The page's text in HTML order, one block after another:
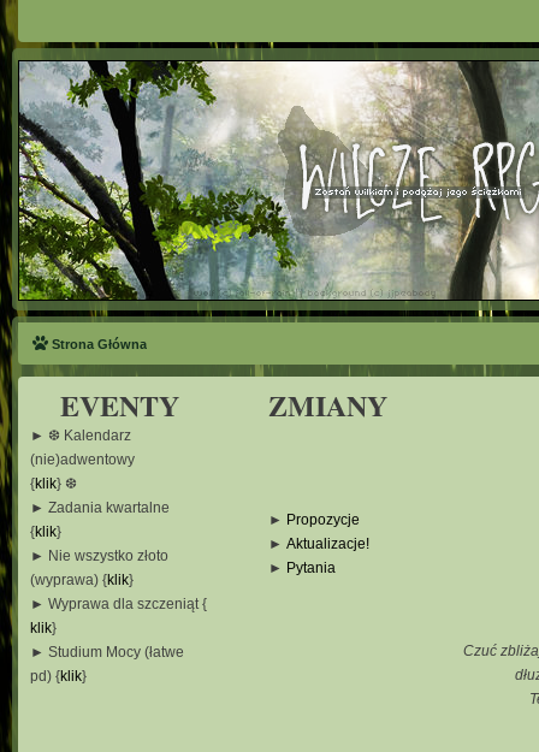
Strona Główna
EVENTY ZMIANY
► ❆ Kalendarz
(nie)adwentowy
{klik} ❆
► Zadania kwartalne
{klik}
► Nie wszystko złoto
(wyprawa) {klik}
► Wyprawa dla szczeniąt {
klik}
► Studium Mocy (łatwe
pd) {klik}
► Propozycje
► Aktualizacje!
► Pytania
Czuć